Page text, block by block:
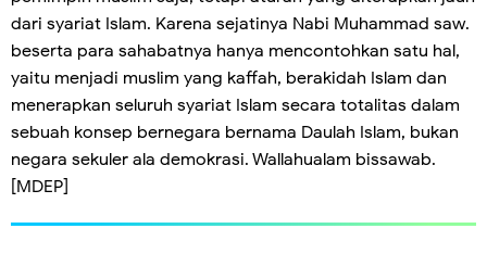
dari syariat Islam. Karena sejatinya Nabi Muhammad saw.
beserta para sahabatnya hanya mencontohkan satu hal,
yaitu menjadi muslim yang kaffah, berakidah Islam dan
menerapkan seluruh syariat Islam secara totalitas dalam
sebuah konsep bernegara bernama Daulah Islam, bukan
negara sekuler ala demokrasi. Wallahualam bissawab.
[MDEP]